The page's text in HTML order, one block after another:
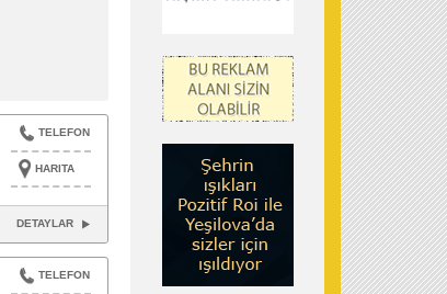
TELEFON
HARITA
DETAYLAR
TELEFON